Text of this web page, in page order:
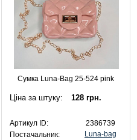
Сумка Luna-Bag 25-524 pink
Ціна за штуку: 128 грн.
Артикул ID:
2386739
Постачальник:
Luna-bag